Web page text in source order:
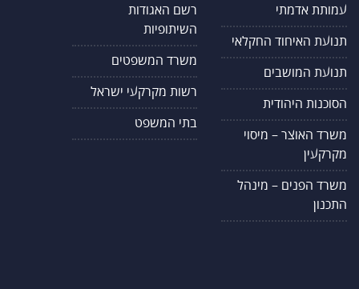
עמותת אדמתי
תנועת האיחוד החקלאי
תנועת המושבים
הסוכנות היהודית
משרד האוצר – מיסוי
מקרקעין
משרד הפנים – מינהל
התכנון
רשם האגודות
השיתופיות
משרד המשפטים
רשות מקרקעי ישראל
בתי המשפט